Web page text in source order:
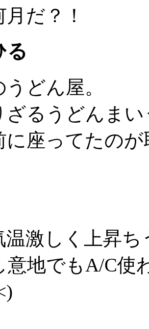
だ？！
る
どん屋。
ざるうどんまい
に座ってたの
温激しく上昇ち
意地でもA/C使